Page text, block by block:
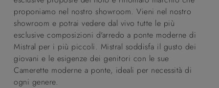
proponiamo nel nostro showroom. Vieni nel nostro
showroom e potrai vedere dal vivo tutte le più
esclusive composizioni d'arredo a ponte moderne di
Mistral per i più piccoli. Mistral soddisfa il gusto dei
giovani e le esigenze dei genitori con le sue
Camerette moderne a ponte, ideali per necessità di
ogni genere.